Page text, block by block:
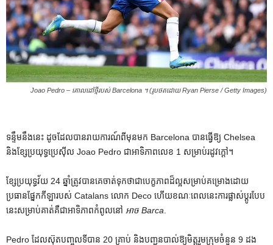
Joao Pedro – គោលដៅថ្មីរបស់ Barcelona ។ (រូបថតដោយ Ryan Pierse / Getty Images)
ទន្ទឹមនឹងនេះ ដូចដែលបានរាយការណ៍ពីមុនមក Barcelona បានធ្វើឱ្យ Chelsea
និងខ្សែប្រយុទ្ធប្រេស៊ីល Joao Pedro ជាអាទិភាពលេខ 1 សម្រាប់រដូវក្តៅ។
ខ្សែ​ប្រយុទ្ធ​វ័យ 24 ឆ្នាំ​ត្រូវ​បាន​គេ​ចាត់​ទុក​ថា​ជា​បេក្ខភាព​ដ៏​ល្អ​សម្រាប់​គម្រោង​ដោយ​
ប្រធាន​ផ្នែក​កីឡា​របស់​ Catalans លោក Deco ហើយ​ខណៈ​ពេល​នេះ​ការ​ផ្លាស់​ប្តូរ​បែប​
នេះ​សម្រាប់​គាត់​គឺ​ជា​អាទិភាព​កំពូល​នៅ អាច Barca
Pedro ដែលស៊ុតបញ្ចូលទីបាន 20 គ្រាប់ និងបញ្ជូនបាល់ឱ្យមិត្តរួមក្រុមចំនួន 9 ដង